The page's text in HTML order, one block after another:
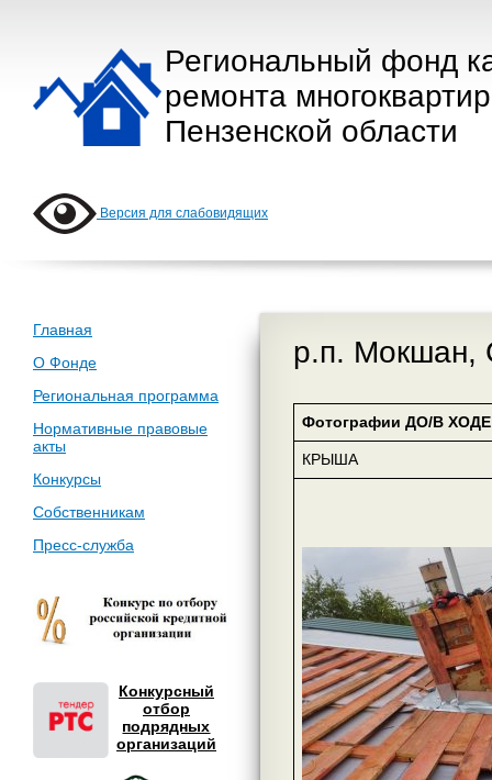
Региональный фонд
ремонта
Пензенской области
Версия для слабовидящих
Главная
О Фонде
Региональная программа
Нормативные правовые
акты
Конкурсы
Собственникам
Пресс-служба
Конкурсный
отбор
подрядных
организаций
р.п. Мокшан,
Фотографии ДО/В ХОДЕ
КРЫША